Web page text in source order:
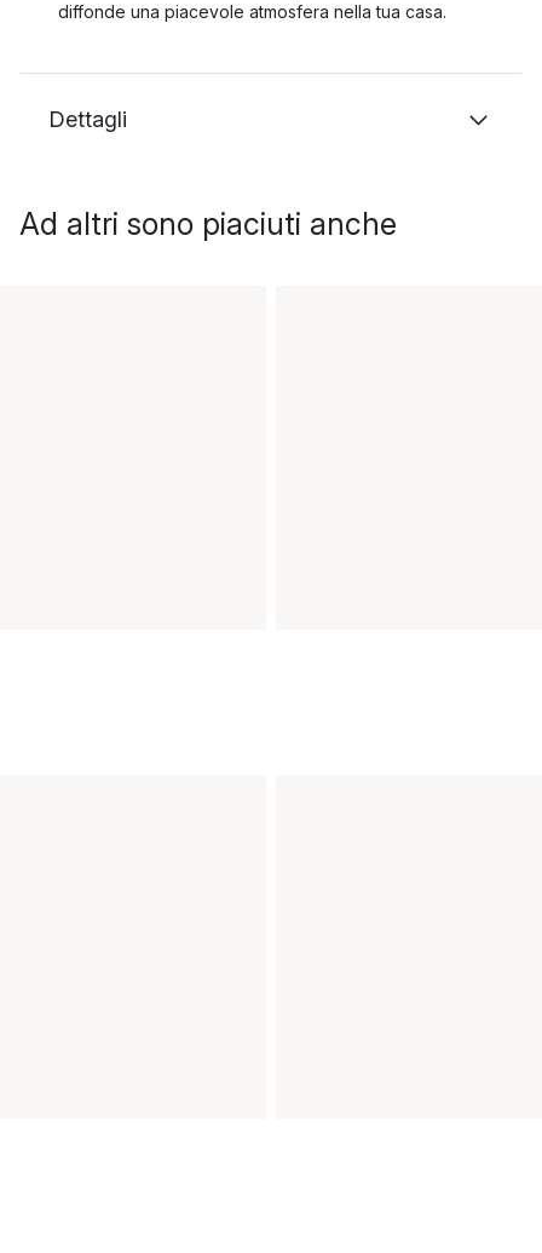
diffonde una piacevole atmosfera nella tua casa.
Dettagli
Ad altri sono piaciuti anche